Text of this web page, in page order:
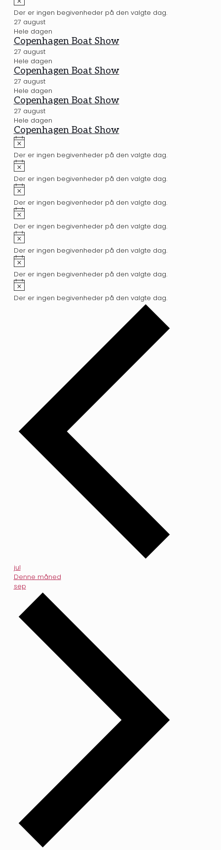
Der er ingen begivenheder på den valgte dag.
27 august
Hele dagen
Copenhagen Boat Show
27 august
Hele dagen
Copenhagen Boat Show
27 august
Hele dagen
Copenhagen Boat Show
27 august
Hele dagen
Copenhagen Boat Show
Notice
Der er ingen begivenheder på den valgte dag.
Notice
Der er ingen begivenheder på den valgte dag.
Notice
Der er ingen begivenheder på den valgte dag.
Notice
Der er ingen begivenheder på den valgte dag.
Notice
Der er ingen begivenheder på den valgte dag.
Notice
Der er ingen begivenheder på den valgte dag.
Notice
Der er ingen begivenheder på den valgte dag.
jul
Denne måned
sep